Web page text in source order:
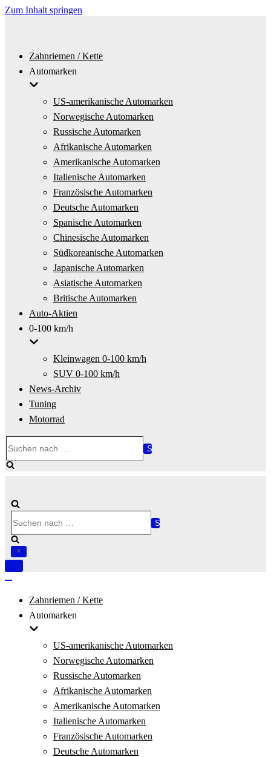
Zum Inhalt springen
Zahnriemen / Kette
Automarken
US-amerikanische Automarken
Norwegische Automarken
Russische Automarken
Afrikanische Automarken
Amerikanische Automarken
Italienische Automarken
Französische Automarken
Deutsche Automarken
Spanische Automarken
Chinesische Automarken
Südkoreanische Automarken
Japanische Automarken
Asiatische Automarken
Britische Automarken
Auto-Aktien
0-100 km/h
Kleinwagen 0-100 km/h
SUV 0-100 km/h
News-Archiv
Tuning
Motorrad
nach …
nach …
Navigation
Zahnriemen / Kette
Automarken
US-amerikanische Automarken
Norwegische Automarken
Russische Automarken
Afrikanische Automarken
Amerikanische Automarken
Italienische Automarken
Französische Automarken
Deutsche Automarken